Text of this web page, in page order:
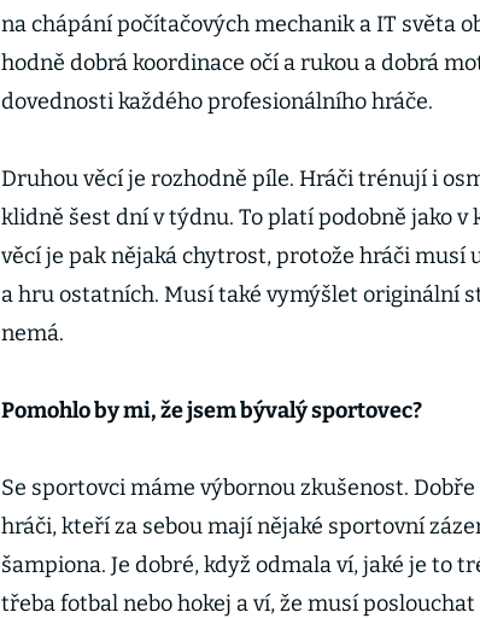
na chápání počítačových mechanik a IT světa
hodně dobrá koordinace očí a rukou a dobrá
dovednosti každého profesionálního hráče.
Druhou věcí je rozhodně píle. Hráči trénují i
klidně šest dní v týdnu. To platí podobně jako
věcí je pak nějaká chytrost, protože hráči musí
a hru ostatních. Musí také vymýšlet originální
nemá.
Pomohlo by mi, že jsem bývalý sportovec?
Se sportovci máme výbornou zkušenost.
hráči, kteří za sebou mají nějaké sportovní
šampiona. Je dobré, když odmala ví, jaké je to
třeba fotbal nebo hokej a ví, že musí